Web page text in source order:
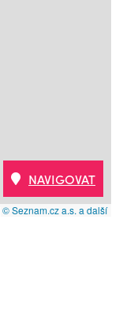
© Seznam.cz a.s. a další
NAVIGOVAT